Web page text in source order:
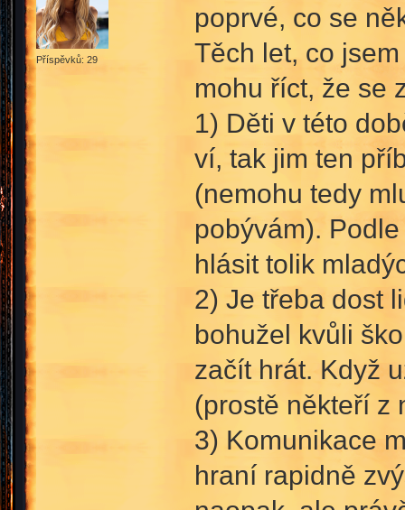
Příspěvků: 29
poprvé, co se
Těch let, co
mohu říct, že se
1) Děti v této
ví, tak jim ten
(nemohu tedy
pobývám).
hlásit tolik
2) Je třeba dost
bohužel kvůli
začít hrát. Když
(prostě někteří z
3) Komunikace
hraní rapidně